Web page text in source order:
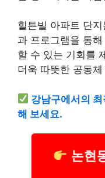
힐튼빌 아파트 단
과 프로그램을 통
할 수 있는 기회를
더욱 따뜻한 공동
강남구에서의
해 보세요.
논현